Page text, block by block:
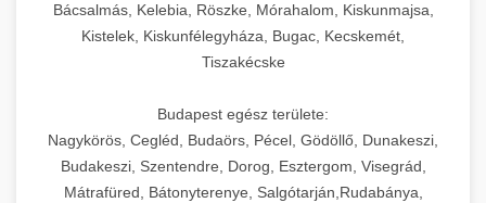
Bácsalmás, Kelebia, Röszke, Mórahalom, Kiskunmajsa,
Kistelek, Kiskunfélegyháza, Bugac, Kecskemét,
Tiszakécske
Budapest egész területe:
Nagykörös, Cegléd, Budaörs, Pécel, Gödöllő, Dunakeszi,
Budakeszi, Szentendre, Dorog, Esztergom, Visegrád,
Mátrafüred, Bátonyterenye, Salgótarján,Rudabánya,